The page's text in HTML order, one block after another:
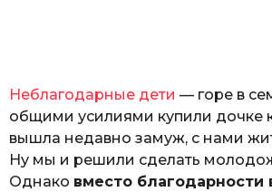
Неблагодарные дети — горе в
общими усилиями купили дочке
вышла недавно замуж, с нами
Ну мы и решили сделать
Однако вместо благодарности